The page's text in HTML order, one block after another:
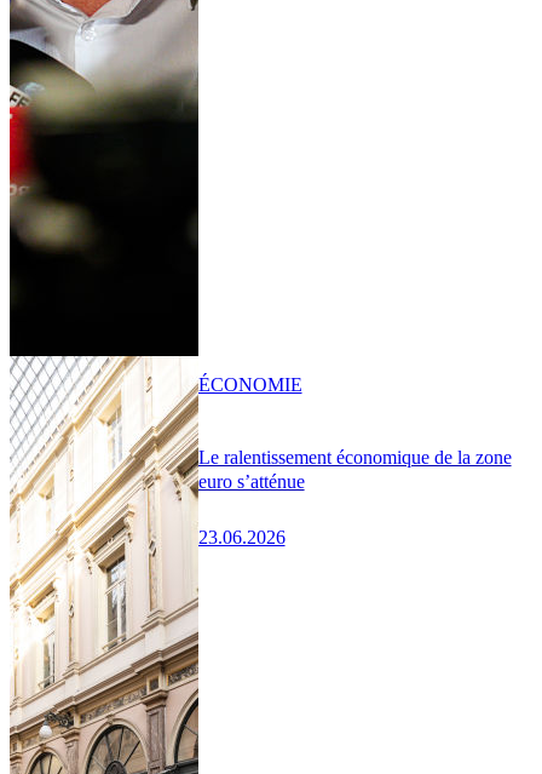
Le ralentissement économique de la zone
euro s’atténue
23.06.2026
ÉCONOMIE